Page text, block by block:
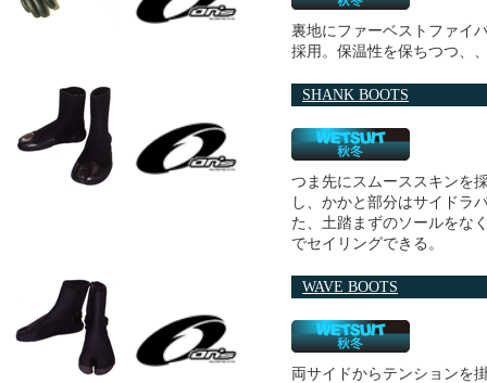
裏地にファーベストファイ
採用。保温性を保ちつつ、
SHANK BOOTS
つま先にスムーススキンを
し、かかと部分はサイドラ
た、土踏まずのソールをな
でセイリングできる。
WAVE BOOTS
両サイドからテンションを